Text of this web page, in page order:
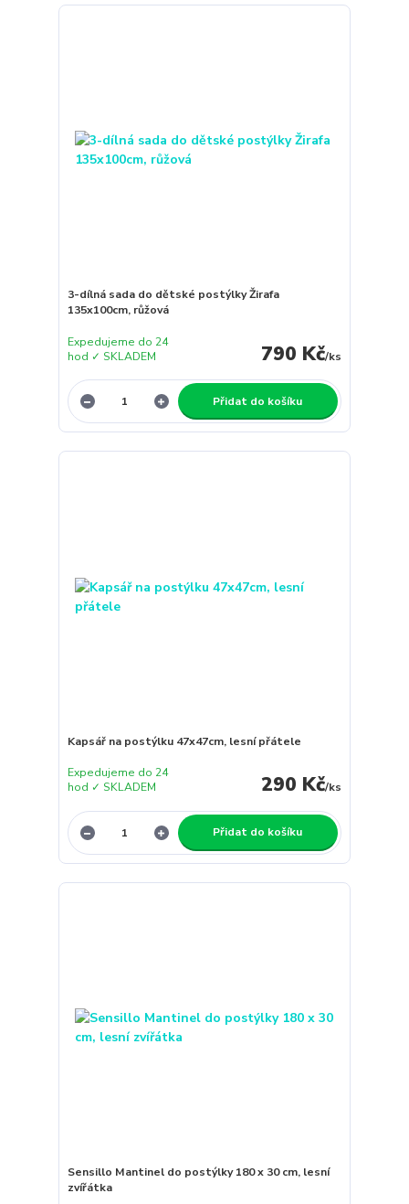
3-dílná sada do dětské postýlky Žirafa
135x100cm, růžová
790 Kč/ks
Expedujeme do 24
hod ✓ SKLADEM
Přidat do košíku
Kapsář na postýlku 47x47cm, lesní přátele
290 Kč/ks
Expedujeme do 24
hod ✓ SKLADEM
Přidat do košíku
Sensillo Mantinel do postýlky 180 x 30 cm, lesní
zvířátka